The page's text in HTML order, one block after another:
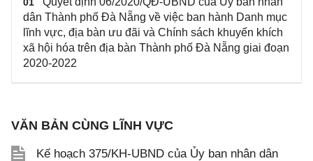
dân Thành phố Đà Nẵng về việc ban hành Danh mục
lĩnh vực, địa bàn ưu đãi và Chính sách khuyến khích
xã hội hóa trên địa bàn Thành phố Đà Nẵng giai đoạn
2020-2022
VĂN BẢN CÙNG LĨNH VỰC
Kế hoạch 375/KH-UBND của Ủy ban nhân dân